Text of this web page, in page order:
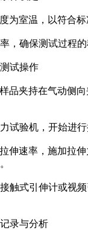
室温，以符合标
确保测试过程的
试操作
夹持在气动侧向
验机，开始进行
速率，施加拉伸
式引伸计或视频
录与分析